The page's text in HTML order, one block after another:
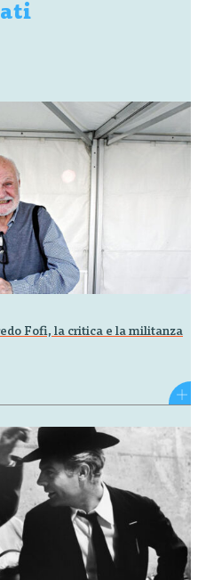
Fofi, la critica e la militanza